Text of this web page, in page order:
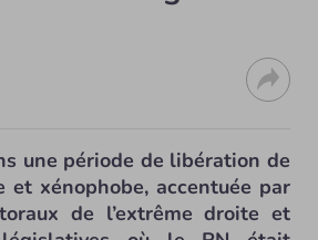
une période de libération de
et xénophobe, accentuée par
de l’extrême droite et